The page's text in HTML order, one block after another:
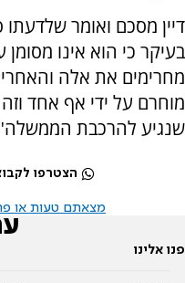
דיין מסכם ואומר
בעיקר כי הוא אינו מסומן
מחרימים את אלה
מוחרם על ידי אף אחד וזה
שנגיע להרכבת
הצטרפו
מצאתם טעות או
פנו אלינו